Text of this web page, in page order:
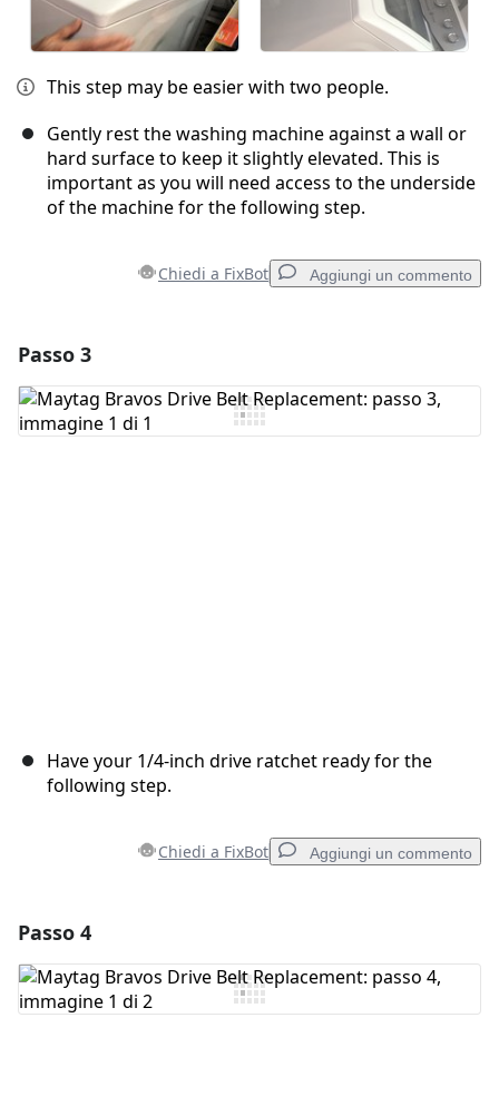
This step may be easier with two people.
Gently rest the washing machine against a wall or
hard surface to keep it slightly elevated. This is
important as you will need access to the underside
of the machine for the following step.
Chiedi a FixBot Aggiungi un commento
Aggiungi Commento
Passo 3
Have your 1/4-inch drive ratchet ready for the
following step.
Chiedi a FixBot Aggiungi un commento
Aggiungi Commento
Passo 4